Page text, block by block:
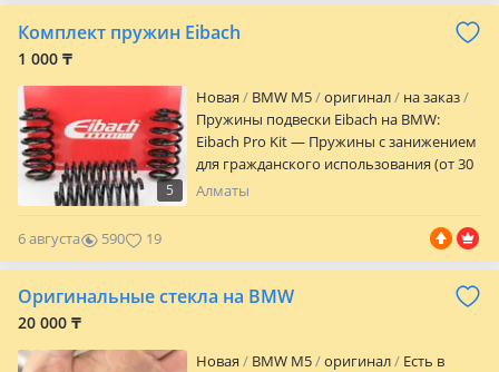
Red (рассрочка). Доставка по городу,
отправка в регионы. Также в наличии по
зеркала, накладки на пороги (юбка).
Комплект пружин Eibach
1 000 ₸
5
Новая BMW M5 оригинал
на заказ
Пружины подвески Eibach на BMW:
Eibach Pro Kit — Пружины с занижением
для гражданского использования (от 30
до 40 мм) Eibach Sportline — Пружины с
заводскими характеристиками
Актуальные цены и сроки уточняйте по
Алматы
6 августа 590 19
Оригинальные стекла на BMW
20 000 ₸
Новая BMW M5 оригинал
Есть в